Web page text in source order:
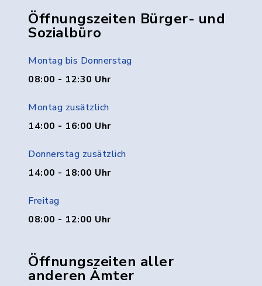
Öffnungszeiten Bürger- und
Sozialbüro
Montag bis Donnerstag
08:00 - 12:30 Uhr
Montag zusätzlich
14:00 - 16:00 Uhr
Donnerstag zusätzlich
14:00 - 18:00 Uhr
Freitag
08:00 - 12:00 Uhr
Öffnungszeiten aller
anderen Ämter